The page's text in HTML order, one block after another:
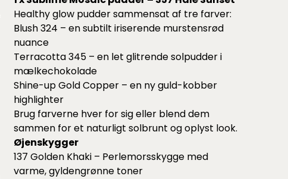
Healthy glow pudder sammensat af tre farver:
Blush 324 – en subtilt iriserende murstensrød
nuance
Terracotta 345 – en let glitrende solpudder i
mælkechokolade
Shine-up Gold Copper – en ny guld-kobber
highlighter
Brug farverne hver for sig eller blend dem
sammen for et naturligt solbrunt og oplyst look.
Øjenskygger
137 Golden Khaki – Perlemorsskygge med
varme, gyldengrønne toner